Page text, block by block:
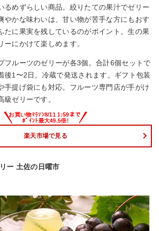
るめずらしい商品。絞りたての果汁でゼリー
やかな味わいは、甘い物が苦手な方にもおす
たに果実を残しているのがポイント。生の果
にかけて楽しめます。
フルーツのゼリーが各3個。合計6個セットで
後1〜2日。冷蔵で発送されます。ギフト包装
手提げ袋にも対応。フルーツ専門店が手がけ
級ゼリーです。
楽天市場で見る
ー 土佐の日曜市